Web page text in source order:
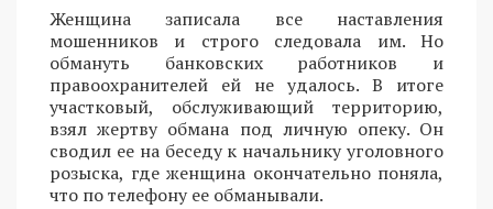
Женщина записала все наставления
мошенников и строго следовала им. Но
обмануть банковских работников и
правоохранителей ей не удалось. В итоге
участковый, обслуживающий территорию,
взял жертву обмана под личную опеку. Он
сводил ее на беседу к начальнику уголовного
розыска, где женщина окончательно поняла,
что по телефону ее обманывали.